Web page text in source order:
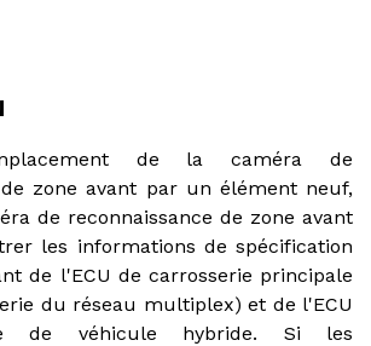
de la caméra de
de zone avant par un élément neuf,
de reconnaissance de zone avant
les informations de spécification
de l'ECU de carrosserie principale
du réseau multiplex) et de l'ECU
de véhicule hybride. Si les